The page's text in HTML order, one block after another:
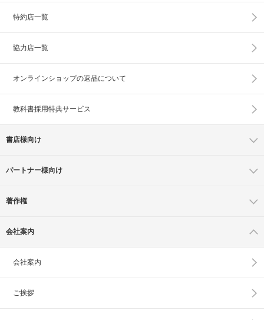
特約店一覧
協力店一覧
オンラインショップの返品について
教科書採用特典サービス
書店様向け
パートナー様向け
著作権
会社案内
会社案内
ご挨拶